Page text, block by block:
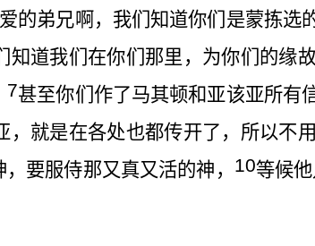
的弟兄啊，我们知道你们是蒙拣选的
道我们在你们那里，为你们的缘故
7甚至你们作了马其顿和亚该亚所有
就是在各处也都传开了，所以不用
要服侍那又真又活的神， 10等候